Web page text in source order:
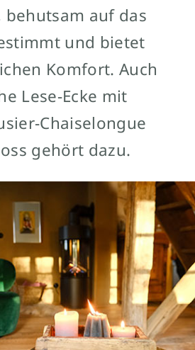
behutsam auf das
und bietet
Komfort. Auch
Lese-Ecke mit
Chaiselongue
gehört dazu.